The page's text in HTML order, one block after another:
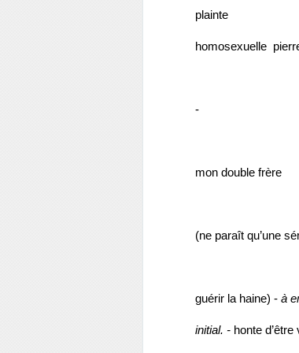
plainte
homosexuelle
-
mon double frère
(ne paraît qu’une
guérir la haine) - à
initial. - honte d’être